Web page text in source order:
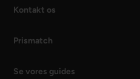
Kontakt os
Prismatch
Se vores guides